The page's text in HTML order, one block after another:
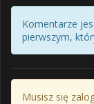
Komentarze
pierwszym,
Musisz się